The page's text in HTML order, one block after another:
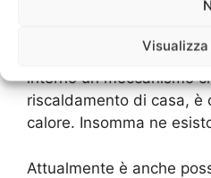
Nello specifico ci sono
una funzione di
interno un meccanismo
riscaldamento di casa, è
calore. Insomma ne
Attualmente è anche